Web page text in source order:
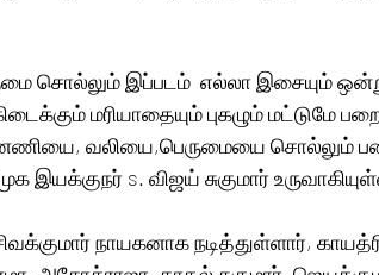
சொல்லும் இப்படம்  எல்லா இசையும்
மரியாதையும் புகழும் மட்டுமே
வலியை,பெருமையை சொல்லும்
இயக்குநர் s. விஜய் சுகுமார்
நாயகனாக நடித்துள்ளார்,